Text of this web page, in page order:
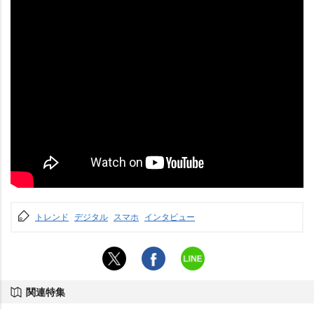
トレンド デジタル スマホ インタビュー
関連特集